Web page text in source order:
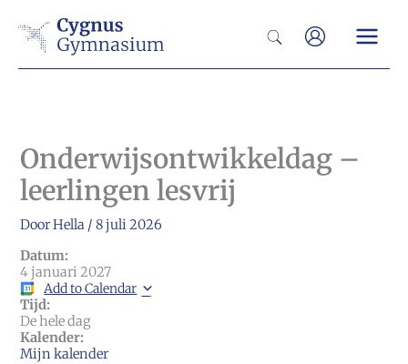
naar
Zoeken
Onderwijsontwikkeldag –
leerlingen lesvrij
DoorHella /8 juli 2026
Datum:
4 januari 2027
Add to Calendar
Tijd:
De hele dag
Kalender:
Mijn kalender